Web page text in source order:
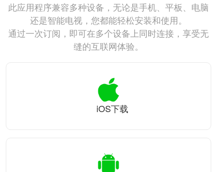
此应用程序兼容多种设备，无论是手机、平板、电脑
还是智能电视，您都能轻松安装和使用。
通过一次订阅，即可在多个设备上同时连接，享受无
缝的互联网体验。
iOS下载